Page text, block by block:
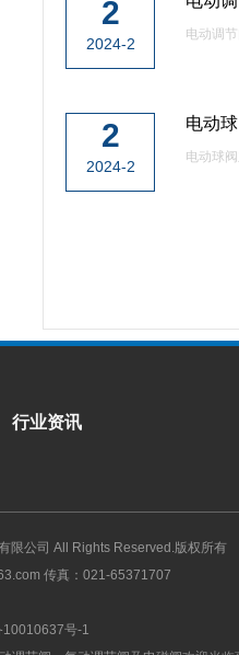
2
2024-2
电动调
2
2024-2
电动
电动球
行业资讯
限公司 All Rights Reserved.版权所有
传真：021-65371707
10010637号-1